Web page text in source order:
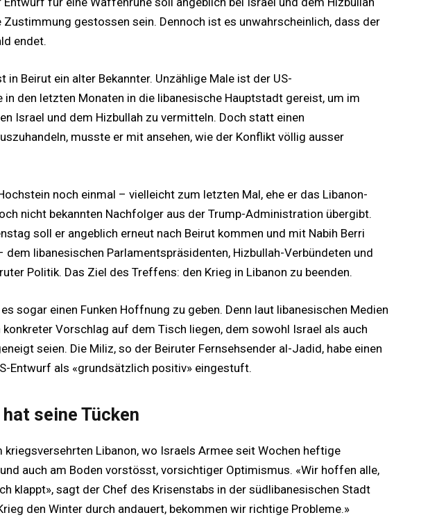
gestossen sein. Dennoch ist es unwahrscheinlich, dass der
endet.
in Beirut ein alter Bekannter. Unzählige Male ist der US-
in den letzten Monaten in die libanesische Hauptstadt gereist, um im
Israel und dem Hizbullah zu vermitteln. Doch statt einen
musste er mit ansehen, wie der Konflikt völlig ausser
noch einmal – vielleicht zum letzten Mal, ehe er das Libanon-
nicht bekannten Nachfolger aus der Trump-Administration übergibt.
soll er angeblich erneut nach Beirut kommen und mit Nabih Berri
dem libanesischen Parlamentspräsidenten, Hizbullah-Verbündeten und
Politik. Das Ziel des Treffens: den Krieg in Libanon zu beenden.
sogar einen Funken Hoffnung zu geben. Denn laut libanesischen Medien
Vorschlag auf dem Tisch liegen, dem sowohl Israel als auch
seien. Die Miliz, so der Beiruter Fernsehsender al-Jadid, habe einen
Entwurf als «grundsätzlich positiv» eingestuft.
seine Tücken
kriegsversehrten Libanon, wo Israels Armee seit Wochen heftige
auch am Boden vorstösst, vorsichtiger Optimismus. «Wir hoffen alle,
klappt», sagt der Chef des Krisenstabs in der südlibanesischen Stadt
den Winter durch andauert, bekommen wir richtige Probleme.»